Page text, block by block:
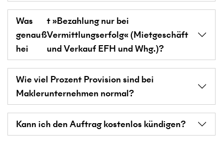
Was
genau
hei
ß
t »Bezahlung nur bei
Vermittlungserfolg« (Mietgeschäft
und Verkauf EFH und Whg.)?
Wie viel Prozent Provision sind bei
Maklerunternehmen normal?
Kann ich den Auftrag kostenlos kündigen?